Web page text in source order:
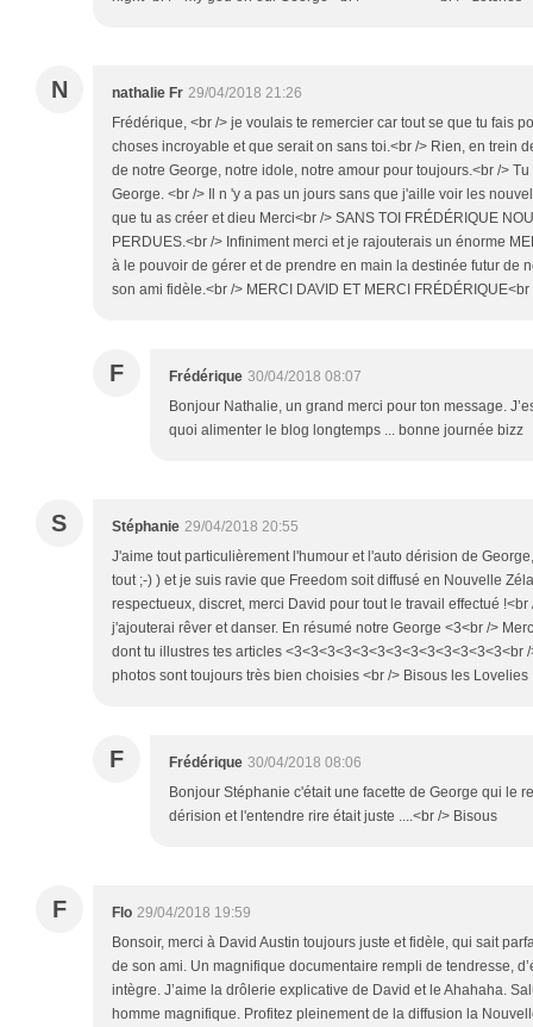
N nathalie Fr 29/04/2018 21:26
Frédérique, <br /> je voulais te remercier car tout se que tu fais
choses incroyable et que serait on sans toi.<br /> Rien, en trein
de notre George, notre idole, notre amour pour toujours.<br />
George. <br /> Il n 'y a pas un jours sans que j'aille voir les
que tu as créer et dieu Merci<br /> SANS TOI FRÉDÉRIQUE
PERDUES.<br /> Infiniment merci et je rajouterais un énorme
à le pouvoir de gérer et de prendre en main la destinée futur de
son ami fidèle.<br /> MERCI DAVID ET MERCI
F Frédérique 30/04/2018 08:07
Bonjour Nathalie, un grand merci pour ton message.
quoi alimenter le blog longtemps ... bonne journée bizz
S Stéphanie 29/04/2018 20:55
J'aime tout particulièrement l'humour et l'auto dérision de
tout ;-) ) et je suis ravie que Freedom soit diffusé en Nouvelle
respectueux, discret, merci David pour tout le travail effectué !<br
j'ajouterai rêver et danser. En résumé notre George <3<br />
dont tu illustres tes articles <3<3<3<3<3<3<3<3<3<3<3<3<3<br
photos sont toujours très bien choisies <br /> Bisous les Lovelies
F Frédérique 30/04/2018 08:06
Bonjour Stéphanie c'était une facette de George qui le
dérision et l'entendre rire était juste ....<br /> Bisous
F Flo 29/04/2018 19:59
Bonsoir, merci à David Austin toujours juste et fidèle, qui sait
de son ami. Un magnifique documentaire rempli de tendresse,
intègre. J’aime la drôlerie explicative de David et le Ahahaha.
homme magnifique. Profitez pleinement de la diffusion la